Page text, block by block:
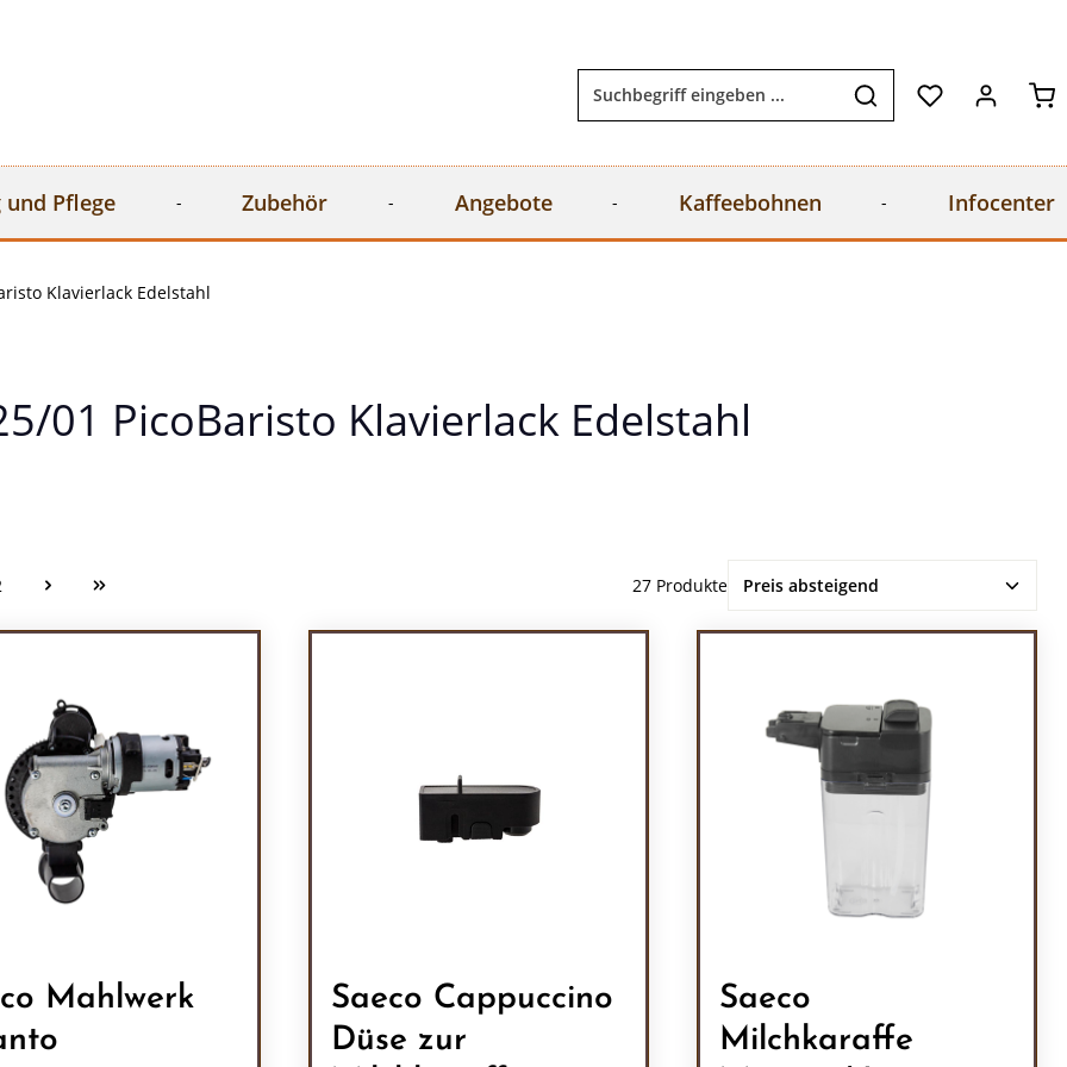
und Pflege Zubehör Angebote Kaffeebohnen Infocenter
Klavierlack Edelstahl
01 PicoBaristo Klavierlack Edelstahl
27 Produkte
Mahlwerk
Saeco Cappuccino
Düse zur
Saeco
Milchkaraffe